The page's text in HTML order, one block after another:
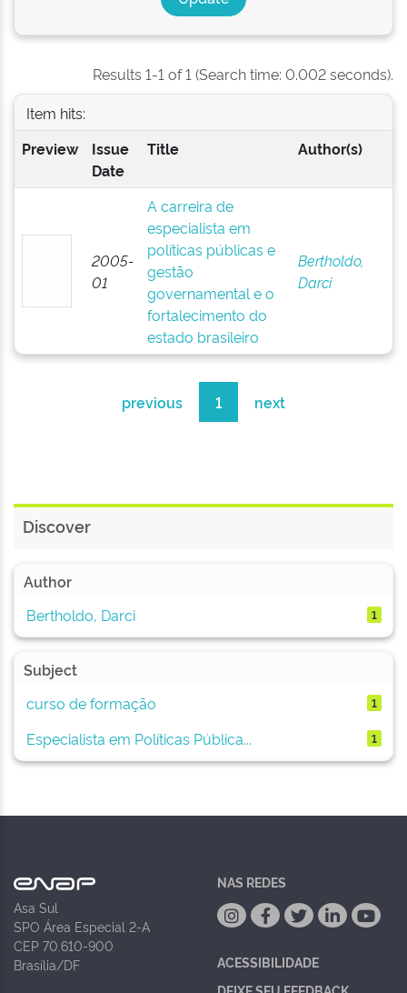
Results 1-1 of 1 (Search time: 0.002 seconds).
Item hits:
Preview
Issue
Date
Title Author(s)
2005-
01
A carreira de
especialista em
políticas públicas e
gestão
governamental e o
fortalecimento do
estado brasileiro
Bertholdo,
Darci
previous 1 next
Discover
Author
Bertholdo, Darci
1
Subject
curso de formação
1
Especialista em Políticas Pública... 1
Asa Sul
SPO Área Especial 2-A
CEP 70.610-900
Brasília/DF
NAS REDES
ACESSIBILIDADE